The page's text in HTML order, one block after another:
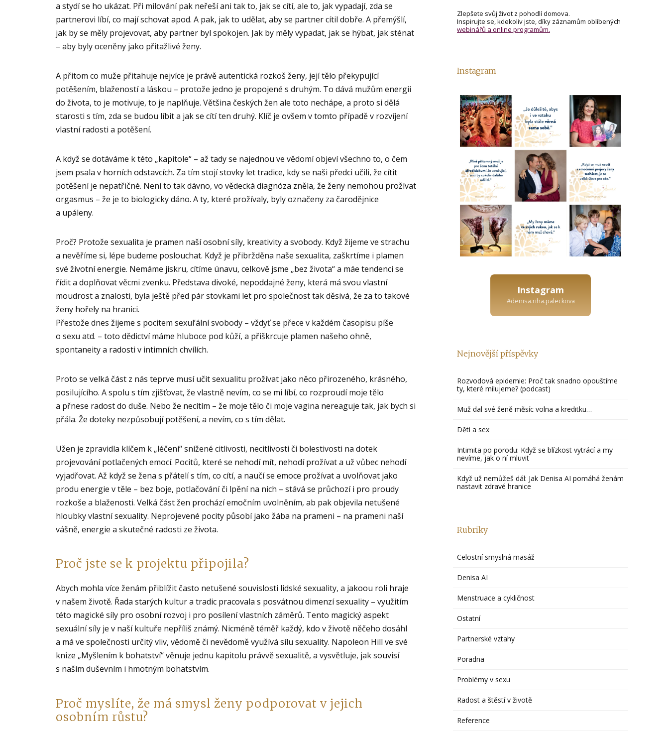
a stydí se ho ukázat. Při milování pak neřeší ani tak to, jak se cítí, ale to, jak vypadají, zda se
partnerovi líbí, co mají schovat apod. A pak, jak to udělat, aby se partner cítil dobře. A přemýšlí,
jak by se měly projevovat, aby partner byl spokojen. Jak by měly vypadat, jak se hýbat, jak sténat
– aby byly oceněny jako přitažlivé ženy.
A přitom co muže přitahuje nejvíce je právě autentická rozkoš ženy, její tělo překypující
potěšením, blažeností a láskou – protože jedno je propojené s druhým. To dává mužům energii
do života, to je motivuje, to je naplňuje. Většina českých žen ale toto nechápe, a proto si dělá
starosti s tím, zda se budou líbit a jak se cítí ten druhý. Klíč je ovšem v tomto případě v rozvíjení
vlastní radosti a potěšení.
A když se dotáváme k této „kapitole“ – až tady se najednou ve vědomí objeví všechno to, o čem
jsem psala v horních odstavcích. Za tím stojí stovky let tradice, kdy se naši předci učili, že cítit
potěšení je nepatřičné. Není to tak dávno, vo vědecká diagnóza zněla, že ženy nemohou prožívat
orgasmus – že je to biologicky dáno. A ty, které prožívaly, byly označeny za čarodějnice
a upáleny.
Proč? Protože sexualita je pramen naší osobní síly, kreativity a svobody. Když žijeme ve strachu
a nevěříme si, lépe budeme poslouchat. Když je přibržděna naše sexualita, zaškrtíme i plamen
své životní energie. Nemáme jiskru, cítíme únavu, celkově jsme „bez života“ a máe tendenci se
řídit a doplňovat věcmi zvenku. Představa divoké, nepoddajné ženy, která má svou vlastní
moudrost a znalosti, byla ještě před pár stovkami let pro společnost tak děsivá, že za to takové
ženy hořely na hranici.
Přestože dnes žijeme s pocitem sexul’ální svobody – vždyť se přece v každém časopisu píše
o sexu atd. – toto dědictví máme hluboce pod kůží, a přiškrcuje plamen našeho ohně,
spontaneity a radosti v intimních chvílích.
Proto se velká část z nás teprve musí učit sexualitu prožívat jako něco přirozeného, krásného,
posilujícího. A spolu s tím zjišťovat, že vlastně nevím, co se mi líbí, co rozproudí moje tělo
a přnese radost do duše. Nebo že necítím – že moje tělo či moje vagina nereaguje tak, jak bych si
přála. Že doteky nezpůsobují potěšení, a nevím, co s tím dělat.
Užen je zpravidla klíčem k „léčení“ snížené citlivosti, necitlivosti či bolestivosti na dotek
projevování potlačených emocí. Pocitů, které se nehodí mít, nehodí prožívat a už vůbec nehodí
vyjadřovat. Až když se žena s přátelí s tím, co cítí, a naučí se emoce prožívat a uvolňovat jako
produ energie v těle – bez boje, potlačování či lpění na nich – stává se průchozí i pro proudy
rozkoše a blaženosti. Velká část žen prochází emočním uvolněním, ab pak objevila netušené
hloubky vlastní sexuality. Neprojevené pocity působí jako žába na prameni – na prameni naší
vášně, energie a skutečné radosti ze života.
Proč jste se k projektu připojila?
Abych mohla více ženám přiblížit často netušené souvislosti lidské sexuality, a jakoou roli hraje
v našem životě. Řada starých kultur a tradic pracovala s posvátnou dimenzí sexuality – využitím
této magické síly pro osobní rozvoj i pro posílení vlastních záměrů. Tento magický aspekt
sexuální síly je v naší kultuře nepříliš známý. Nicméně téměř každý, kdo v životě něčeho dosáhl
a má ve společnosti určitý vliv, vědomě či nevědomě využívá sílu sexuality. Napoleon Hill ve své
knize „Myšlením k bohatství“ věnuje jednu kapitolu právvě sexualitě, a vysvětluje, jak souvisí
s naším duševním i hmotným bohatstvím.
Proč myslíte, že má smysl ženy podporovat v jejich
osobním růstu?
Zlepšete svůj život z pohodlí domova.
Inspirujte se, kdekoliv jste, díky záznamům oblíbených
webinářů a online programům.
Instagram
Instagram
#denisa.riha.paleckova
Nejnovější příspěvky
Rozvodová epidemie: Proč tak snadno opouštíme
ty, které milujeme? (podcast)
Muž dal své ženě měsíc volna a kreditku…
Děti a sex
Intimita po porodu: Když se blízkost vytrácí a my
nevíme, jak o ní mluvit
Když už nemůžeš dál: Jak Denisa AI pomáhá ženám
nastavit zdravé hranice
Rubriky
Celostní smyslná masáž
Denisa AI
Menstruace a cykličnost
Ostatní
Partnerské vztahy
Poradna
Problémy v sexu
Radost a štěstí v životě
Reference